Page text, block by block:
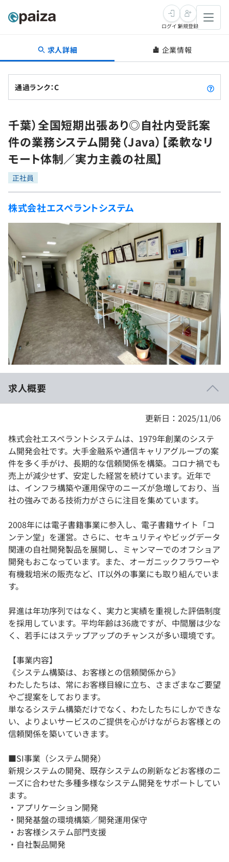
転職・キャリア
転職成功ガイド
転職エージェント
インタビュー
転職成功ガイド
新卒就活
求人検索
本選考
インターン
新卒エージェント
イベント・セミナー
インタビュー
就活成功ガイド
学習
問題集
4択課題
リファレンス
プラン
個人向けプラン
法人向けプラン
学校向けプラン
契約内容・クーポン
プログラミング言語
再チャレンジ結果一覧
ゲーム・マンガ
Tech Team Journal
paiza times
note
paizaとは？
ログイン新規登録
求人詳細 企業情報
通過ランク：C
千葉）全国短期出張あり◎自社内受託案
件の業務システム開発（Java）【柔軟なリ
モート体制／実力主義の社風】
正社員
株式会社エスペラントシステム
求人概要
更新日：2025/11/06
株式会社エスペラントシステムは、1979年創業のシステ
ム開発会社です。大手金融系や通信キャリアグループの案
件を多く手がけ、長期的な信頼関係を構築。コロナ禍でも
売上が減少せず、安定した経営を続けています。近年で
は、インフラ構築や運用保守のニーズが急増しており、当
社の強みである技術力がさらに注目を集めています。
2008年には電子書籍事業に参入し、電子書籍サイト「コ
ンテン堂」を運営。さらに、セキュリティやビッグデータ
関連の自社開発製品を展開し、ミャンマーでのオフショア
開発もおこなっています。また、オーガニックフラワーや
有機栽培米の販売など、IT以外の事業にも取り組んでいま
す。
昇進は年功序列ではなく、実力と実績を重視した評価制度
を採用しています。平均年齢は36歳ですが、中間層は少な
く、若手にはステップアップのチャンスが多い環境です。
【事業内容】
《システム構築は、お客様との信頼関係から》
わたしたちは、常にお客様目線に立ち、さまざまなご要望
やご提案をしております。
単なるシステム構築だけでなく、わたしたちにしかできな
い、よりよいサービスのご提供を心がけながらお客様との
信頼関係を築いていきます。
■SI事業（システム開発）
新規システムの開発、既存システムの刷新などお客様のニ
ーズに合わせた多種多様なシステム開発をサポートしてい
ます。
・アプリケーション開発
・開発基盤の環境構築／開発運用保守
・お客様システム部門支援
・自社製品開発